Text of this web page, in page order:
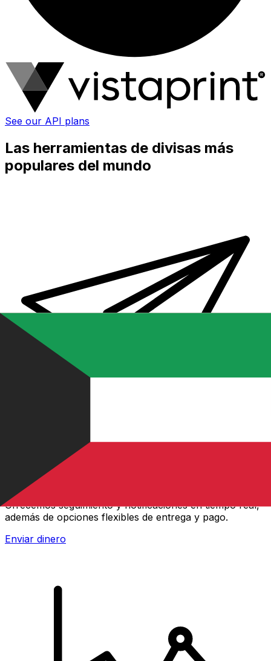
See our API plans
Las herramientas de divisas más
populares del mundo
Transferencias de dinero internacionales Xe
Envíe dinero en línea de forma rápida, segura y fácil.
Ofrecemos seguimiento y notificaciones en tiempo real,
además de opciones flexibles de entrega y pago.
Enviar dinero